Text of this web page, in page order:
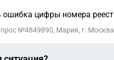
ошибка цифры номера
№4849890, Мария, г. Москва